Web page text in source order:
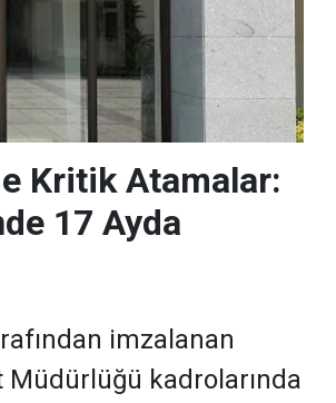
Kritik Atamalar:
17 Ayda
imzalanan
kadrolarında